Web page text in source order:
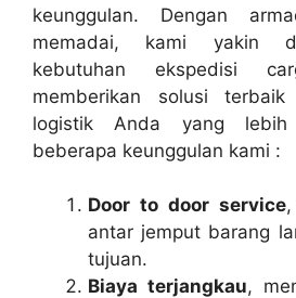
keunggulan. Dengan
memadai, kami yakin
kebutuhan ekspedisi
memberikan solusi
logistik Anda yang lebih
beberapa keunggulan kami :
Door to door service
antar jemput barang
tujuan.
Biaya terjangkau,